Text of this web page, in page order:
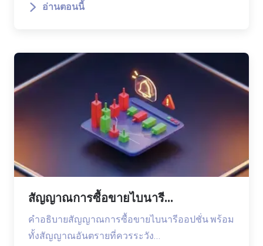
อ่านตอนนี้
สัญญาณการซื้อขายไบนารี...
คำอธิบายสัญญาณการซื้อขายไบนารีออปชั่น พร้อม
ทั้งสัญญาณอันตรายที่ควรระวัง…